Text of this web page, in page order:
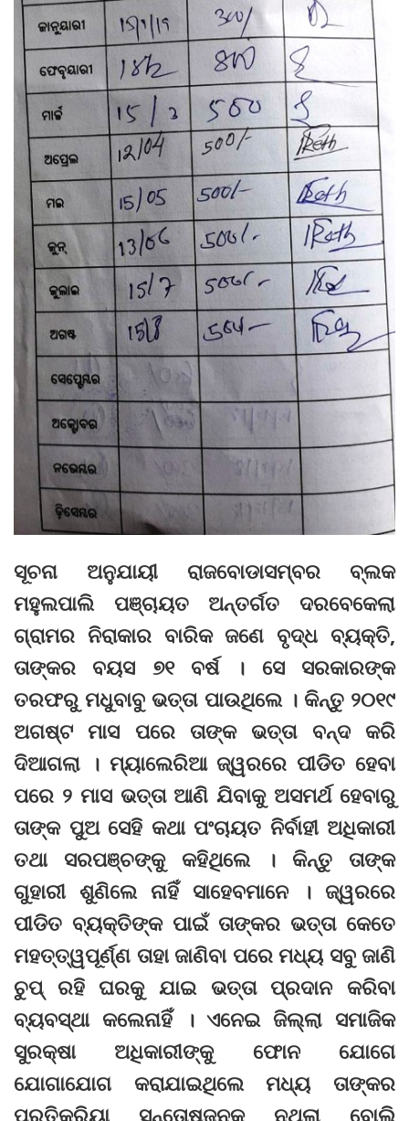
ସୂଚନା ଅନୁଯାୟୀ ରାଜବୋଡାସମ୍ବର ବ୍ଲକ
ମହୁଲପାଲି ପଞ୍ଚାୟତ ଅନ୍ତର୍ଗତ ଦରବେକେଲା
ଗ୍ରାମର ନିରାକାର ବାରିକ ଜଣେ ବୃଦ୍ଧ ବ୍ୟକ୍ତି,
ତାଙ୍କର ବୟସ ୭୧ ବର୍ଷ । ସେ ସରକାରଙ୍କ
ତରଫରୁ ମଧୁବାବୁ ଭତ୍ତା ପାଉଥିଲେ । କିନ୍ତୁ ୨୦୧୯
ଅଗଷ୍ଟ ମାସ ପରେ ତାଙ୍କ ଭତ୍ତା ବନ୍ଦ କରି
ଦିଆଗଲା । ମ୍ୟାଲେରିଆ ଜ୍ୱରରେ ପୀଡିତ ହେବା
ପରେ ୨ ମାସ ଭତ୍ତା ଆଣି ଯିବାକୁ ଅସମର୍ଥ ହେବାରୁ
ତାଙ୍କ ପୁଅ ସେହି କଥା ପଂଚାୟତ ନିର୍ବାହୀ ଅଧିକାରୀ
ତଥା ସରପଞ୍ଚଙ୍କୁ କହିଥିଲେ । କିନ୍ତୁ ତାଙ୍କ
ଗୁହାରୀ ଶୁଣିଲେ ନାହିଁ ସାହେବମାନେ । ଜ୍ୱରରେ
ପୀଡିତ ବ୍ୟକ୍ତିଙ୍କ ପାଇଁ ତାଙ୍କର ଭତ୍ତା କେତେ
ମହତ୍ତ୍ୱପୂର୍ଣ୍ଣ ତାହା ଜାଣିବା ପରେ ମଧ୍ୟ ସବୁ ଜାଣି
ଚୁପ୍‌ ରହି ଘରକୁ ଯାଇ ଭତ୍ତା ପ୍ରଦାନ କରିବା
ବ୍ୟବସ୍ଥା କଲେନାହିଁ । ଏନେଇ ଜିଲ୍ଲା ସମାଜିକ
ସୁରକ୍ଷା ଅଧିକାରୀଙ୍କୁ ଫୋନ ଯୋଗେ
ଯୋଗାଯୋଗ କରାଯାଇଥିଲେ ମଧ୍ୟ ତାଙ୍କର
ପ୍ରତିକ୍ରିୟା ସନ୍ତୋଷଜନକ ନଥିଲା ବୋଲି